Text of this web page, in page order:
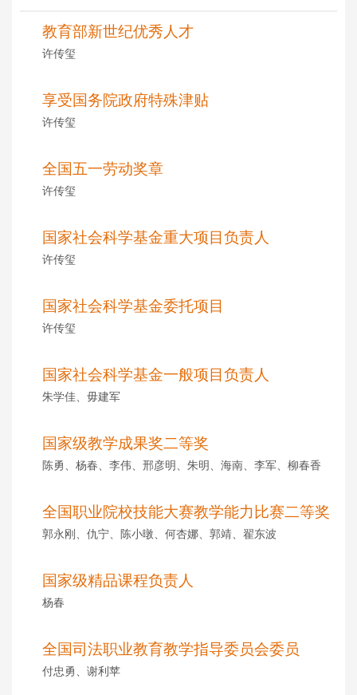
教育部新世纪优秀人才
许传玺
享受国务院政府特殊津贴
许传玺
全国五一劳动奖章
许传玺
国家社会科学基金重大项目负责人
许传玺
国家社会科学基金委托项目
许传玺
国家社会科学基金一般项目负责人
朱学佳、毋建军
国家级教学成果奖二等奖
陈勇、杨春、李伟、邢彦明、朱明、海南、李军、柳春香
全国职业院校技能大赛教学能力比赛二等奖
郭永刚、仇宁、陈小暾、何杏娜、郭靖、翟东波
国家级精品课程负责人
杨春
全国司法职业教育教学指导委员会委员
付忠勇、谢利苹